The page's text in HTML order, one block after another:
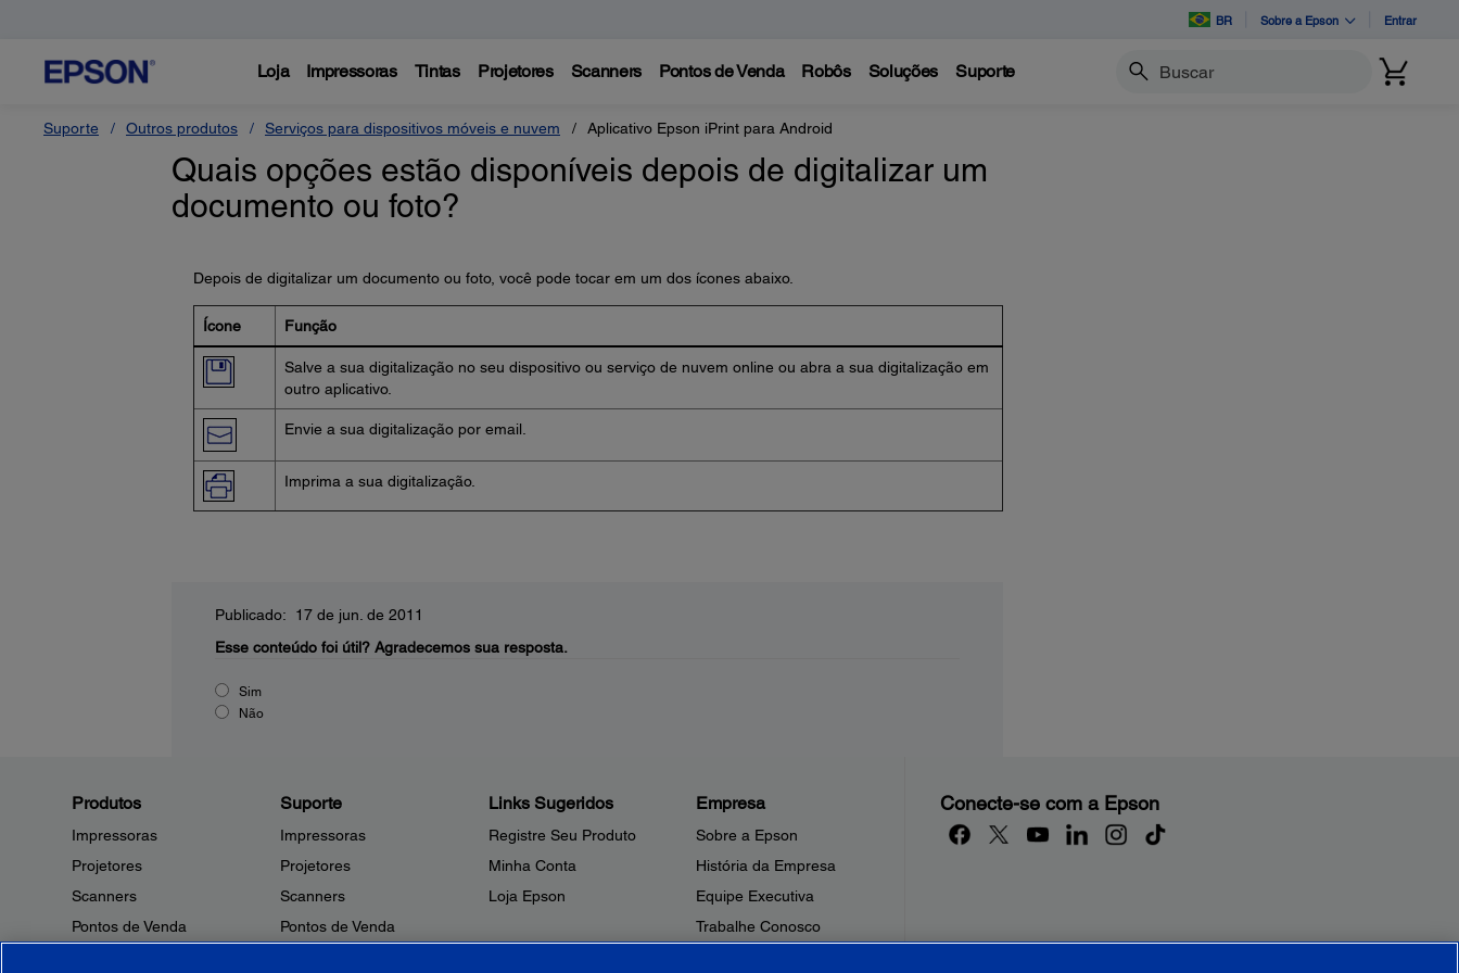
BR Sobre a Epson Entrar
Loja Impressoras Tintas Projetores Scanners Pontos de Venda Robôs Soluções Suporte Buscar
Suporte Outros produtos Serviços para dispositivos móveis e nuvem Aplicativo Epson iPrint para Android
Quais opções estão disponíveis depois de digitalizar um
documento ou foto?
Depois de digitalizar um documento ou foto, você pode tocar em um dos ícones abaixo.
Ícone Função
Salve a sua digitalização no seu dispositivo ou serviço de nuvem online ou abra a sua digitalização em
outro aplicativo.
Envie a sua digitalização por email.
Imprima a sua digitalização.
Publicado: 17 de jun. de 2011
Esse conteúdo foi útil? Agradecemos sua resposta.
Sim
Não
Produtos
Impressoras
Projetores
Scanners
Pontos de Venda
Suporte
Impressoras
Projetores
Scanners
Pontos de Venda
Links Sugeridos
Registre Seu Produto
Minha Conta
Loja Epson
Empresa
Sobre a Epson
História da Empresa
Equipe Executiva
Trabalhe Conosco
Conecte-se com a Epson